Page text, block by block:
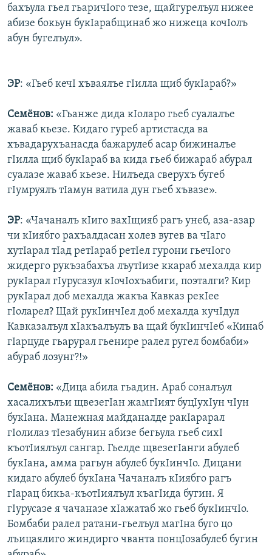
бахъула гьел гьаричIого тезе, щайгурелъул нижее
абизе бокьун букIарабщинаб жо нижеца кочIолъ
абун бугелъул».
ЭР: «Гьеб кечI хъваялъе гIилла щиб букIараб?»
Семёнов: «Гьанже дида кIоларо гьеб суалалъе
жаваб кьезе. Кидаго гуреб артистасда ва
хъвадарухъанасда бажарулеб асар бижиналъе
гIилла щиб букIараб ва кида гьеб бижараб абурал
суалазе жаваб кьезе. Нилъеда сверухъ бугеб
гIумруялъ тIамун ватила дун гьеб хъвазе».
ЭР: «Чачаналъ кIиго вахIщияб рагъ унеб, аза-азар
чи кIиябго рахъалдасан холев вугев ва чIаго
хутIарал тIад ретIараб ретIел гурони гьечIого
жидерго рукъзабахъа лъутIизе ккараб мехалда кир
рукIарал гIурусазул кIочIохъабиги, поэталги? Кир
рукIарал доб мехалда жакъа Кавказ рекIее
гIоларел? Щай рукIинчIел доб мехалда кучIдул
Кавказалъул хIакъалъулъ ва щай букIинчIеб «Кинаб
гIарцуде гьарурал гьенире ралел ругел бомбаби»
абураб лозунг?!»
Семёнов: «Дица абила гьадин. Араб соналъул
хасалихълъи щвезегIан жамгIият буцIухIун чIун
букIана. Манежная майданалде ракIарарал
гIолилаз тIезабунин абизе бегьула гьеб сихI
къотIиялъул сангар. Гьелде щвезегIанги абулеб
букIана, амма рагьун абулеб букIинчIо. Дицани
кидаго абулеб букIана Чачаналъ кIиябго рагъ
гIарац бикьа-къотIиялъул къагIида бугин. Я
гIурусазе я чачаназе хIажатаб жо гьеб букIинчIо.
Бомбаби ралел ратани-гьелъул магIна буго цо
лъицаялиго жиндирго чванта понцIозабулеб бугин